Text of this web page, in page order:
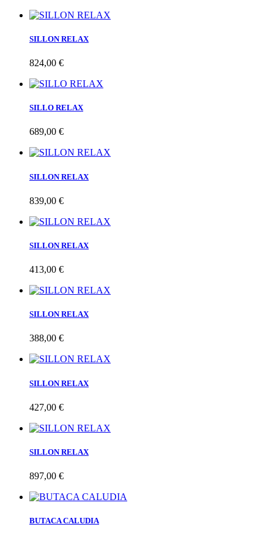
SILLON RELAX
824,00 €
SILLO RELAX
689,00 €
SILLON RELAX
839,00 €
SILLON RELAX
413,00 €
SILLON RELAX
388,00 €
SILLON RELAX
427,00 €
SILLON RELAX
897,00 €
BUTACA CALUDIA